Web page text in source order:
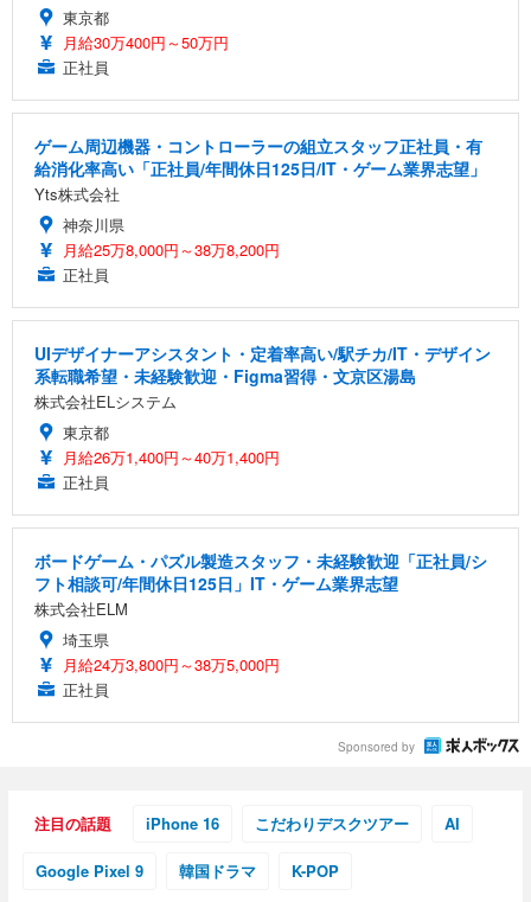
東京都
月給30万400円～50万円
正社員
ゲーム周辺機器・コントローラーの組立スタッフ正社員・有
給消化率高い「正社員/年間休日125日/IT・ゲーム業界志望」
Yts株式会社
神奈川県
月給25万8,000円～38万8,200円
正社員
UIデザイナーアシスタント・定着率高い/駅チカ/IT・デザイン
系転職希望・未経験歓迎・Figma習得・文京区湯島
株式会社ELシステム
東京都
月給26万1,400円～40万1,400円
正社員
ボードゲーム・パズル製造スタッフ・未経験歓迎「正社員/シ
フト相談可/年間休日125日」IT・ゲーム業界志望
株式会社ELM
埼玉県
月給24万3,800円～38万5,000円
正社員
Sponsored by
注目の話題 iPhone 16 こだわりデスクツアー AI
Google Pixel 9 韓国ドラマ K-POP